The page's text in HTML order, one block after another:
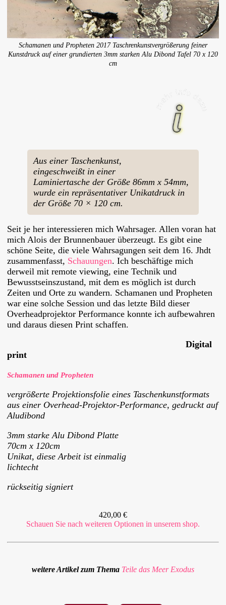
Schamanen und Propheten 2017 Taschrenkunstvergrößerung feiner
Kunstdruck auf einer grundierten 3mm starken Alu Dibond Tafel 70 x 120
cm
Aus einer Taschenkunst,
eingeschweißt in einer
Laminiertasche der Größe 86mm x 54mm,
wurde ein repräsentativer Unikatdruck in
der Größe 70 × 120 cm.
Seit je her interessieren mich Wahrsager. Allen voran hat
mich Alois der Brunnenbauer überzeugt. Es gibt eine
schöne Seite, die viele Wahrsagungen seit dem 16. Jhdt
zusammenfasst, Schauungen. Ich beschäftige mich
derweil mit remote viewing, eine Technik und
Bewusstseinszustand, mit dem es möglich ist durch
Zeiten und Orte zu wandern. Schamanen und Propheten
war eine solche Session und das letzte Bild dieser
Overheadprojektor Performance konnte ich aufbewahren
und daraus diesen Print schaffen.
Digital
print
Schamanen und Propheten
vergrößerte Projektionsfolie eines Taschenkunstformats
aus einer Overhead-Projektor-Performance, gedruckt auf
Aludibond
3mm starke Alu Dibond Platte
70cm x 120cm
Unikat, diese Arbeit ist einmalig
lichtecht
rückseitig signiert
420,00 €
Schauen Sie nach weiteren Optionen in unserem shop.
weitere Artikel zum Thema Teile das Meer Exodus